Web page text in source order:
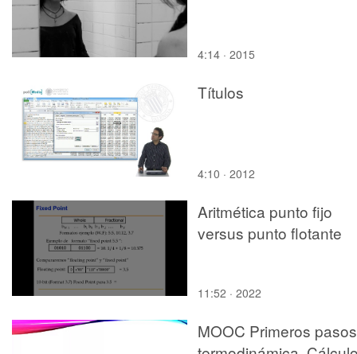
4:14 · 2015
Títulos
4:10 · 2012
Aritmética punto fijo
versus punto flotante
11:52 · 2022
MOOC Primeros pasos